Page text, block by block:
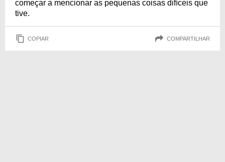
começar a mencionar as pequenas coisas difíceis que
tive.
COPIAR COMPARTILHAR